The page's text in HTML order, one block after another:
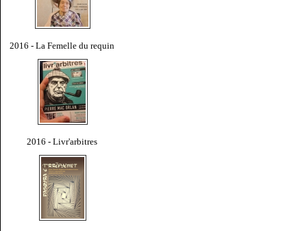
2016 - La Femelle du requin
2016 - Livr'arbitres